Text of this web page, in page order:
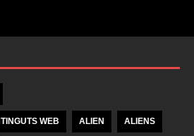
WEB ALIEN ALIENS